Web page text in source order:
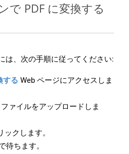
で PDF に変換する
は、次の手順に従ってください:
する Web ページにアクセスしま
ァイルをアップロードしま
クします。
待ちます。